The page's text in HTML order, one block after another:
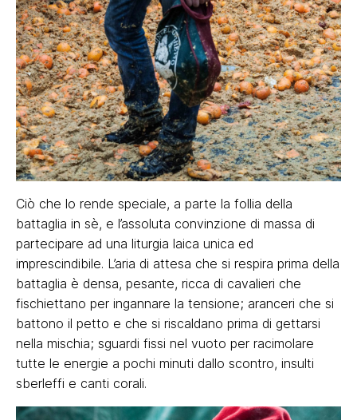
Ciò che lo rende speciale, a parte la follia della
battaglia in sè, e l’assoluta convinzione di massa di
partecipare ad una liturgia laica unica ed
imprescindibile. L’aria di attesa che si respira prima della
battaglia è densa, pesante, ricca di cavalieri che
fischiettano per ingannare la tensione; aranceri che si
battono il petto e che si riscaldano prima di gettarsi
nella mischia; sguardi fissi nel vuoto per racimolare
tutte le energie a pochi minuti dallo scontro, insulti
sberleffi e canti corali.